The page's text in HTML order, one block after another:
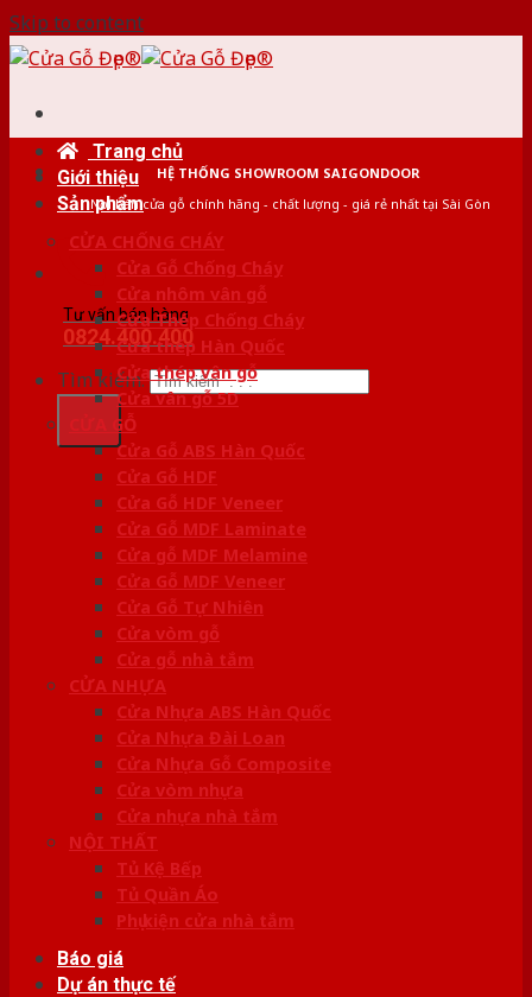
Skip to content
HỆ THỐNG SHOWROOM SAIGONDOOR
Nơi bán cửa gỗ chính hãng - chất lượng - giá rẻ nhất tại Sài Gòn
Tư vấn bán hàng
0824.400.400
Tìm kiếm:
Trang chủ
Giới thiệu
Sản phẩm
CỬA CHỐNG CHÁY
Cửa Gỗ Chống Cháy
Cửa nhôm vân gỗ
Cửa Thép Chống Cháy
Cửa thép Hàn Quốc
Cửa thép vân gỗ
Cửa vân gỗ 5D
CỬA GỖ
Cửa Gỗ ABS Hàn Quốc
Cửa Gỗ HDF
Cửa Gỗ HDF Veneer
Cửa Gỗ MDF Laminate
Cửa gỗ MDF Melamine
Cửa Gỗ MDF Veneer
Cửa Gỗ Tự Nhiên
Cửa vòm gỗ
Cửa gỗ nhà tắm
CỬA NHỰA
Cửa Nhựa ABS Hàn Quốc
Cửa Nhựa Đài Loan
Cửa Nhựa Gỗ Composite
Cửa vòm nhựa
Cửa nhựa nhà tắm
NỘI THẤT
Tủ Kệ Bếp
Tủ Quần Áo
Phụ kiện cửa nhà tắm
Báo giá
Dự án thực tế